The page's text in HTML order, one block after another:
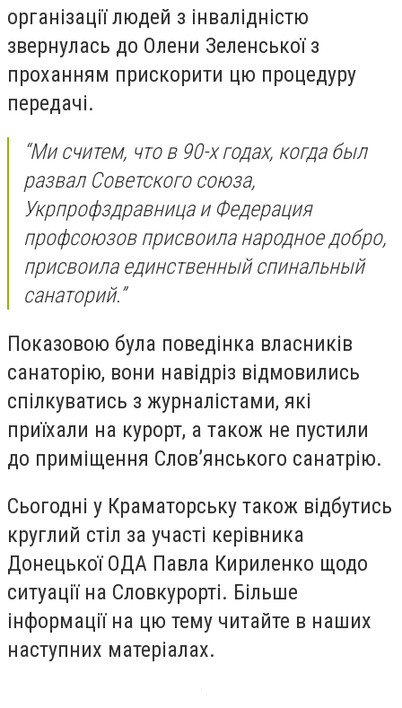
організації людей з інвалідністю
звернулась до Олени Зеленської з
проханням прискорити цю процедуру
передачі.
“Ми считем, что в 90-х годах, когда был
развал Советского союза,
Укрпрофздравница и Федерация
профсоюзов присвоила народное добро,
присвоила единственный спинальный
санаторий.”
Показовою була поведінка власників
санаторію, вони навідріз відмовились
спілкуватись з журналістами, які
приїхали на курорт, а також не пустили
до приміщення Слов’янського санатрію.
Сьогодні у Краматорську також відбутись
круглий стіл за участі керівника
Донецької ОДА Павла Кириленко щодо
ситуації на Словкурорті. Більше
інформації на цю тему читайте в наших
наступних матеріалах.